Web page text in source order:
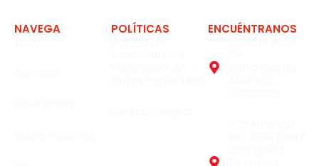
NAVEGA
POLÍTICAS
ENCUÉNTRANOS